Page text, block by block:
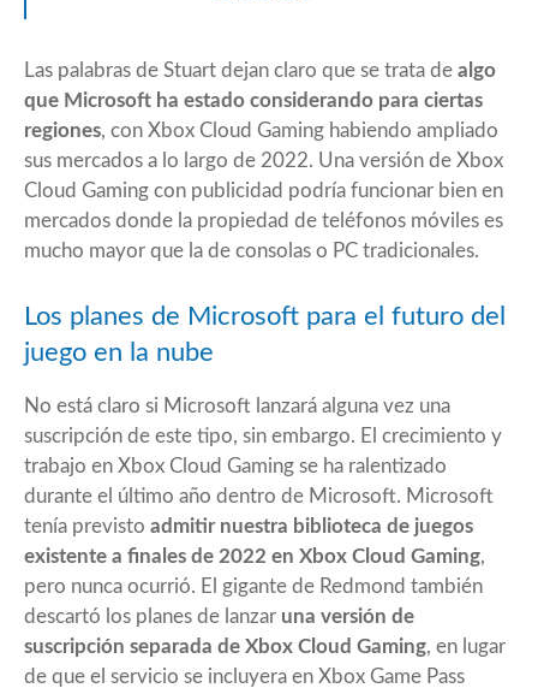
Las palabras de Stuart dejan claro que se trata de algo
que Microsoft ha estado considerando para ciertas
regiones, con Xbox Cloud Gaming habiendo ampliado
sus mercados a lo largo de 2022. Una versión de Xbox
Cloud Gaming con publicidad podría funcionar bien en
mercados donde la propiedad de teléfonos móviles es
mucho mayor que la de consolas o PC tradicionales.
Los planes de Microsoft para el futuro del
juego en la nube
No está claro si Microsoft lanzará alguna vez una
suscripción de este tipo, sin embargo. El crecimiento y
trabajo en Xbox Cloud Gaming se ha ralentizado
durante el último año dentro de Microsoft. Microsoft
tenía previsto admitir nuestra biblioteca de juegos
existente a finales de 2022 en Xbox Cloud Gaming,
pero nunca ocurrió. El gigante de Redmond también
descartó los planes de lanzar una versión de
suscripción separada de Xbox Cloud Gaming, en lugar
de que el servicio se incluyera en Xbox Game Pass